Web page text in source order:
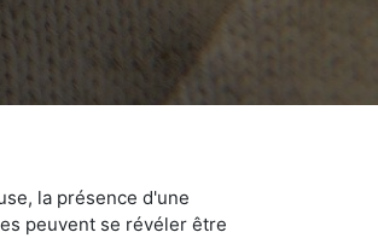
la présence d'une
peuvent se révéler être